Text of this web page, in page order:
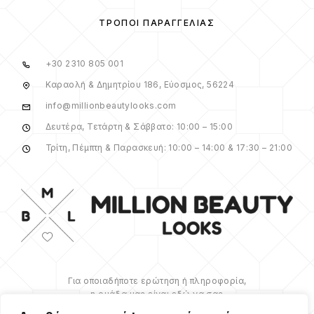
ΤΡΌΠΟΙ ΠΑΡΑΓΓΕΛΊΑΣ
+30 2310 805 001
Καραολή & Δημητρίου 186, Εύοσμος, 56224
info@millionbeautylooks.com
Δευτέρα, Τετάρτη & Σάββατο: 10:00 – 15:00
Τρίτη, Πέμπτη & Παρασκευή: 10:00 – 14:00 & 17:30 – 21:00
Για οποιαδήποτε ερώτηση ή πληροφορία,
η ομάδα μας είναι εδώ να σας